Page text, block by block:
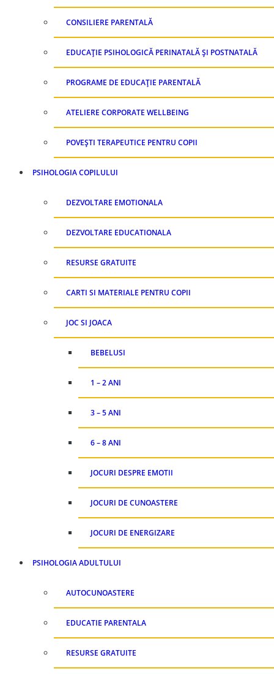
CONSILIERE PARENTALĂ
EDUCAȚIE PSIHOLOGICĂ PERINATALĂ ȘI POSTNATALĂ
PROGRAME DE EDUCAȚIE PARENTALĂ
ATELIERE CORPORATE WELLBEING
POVEȘTI TERAPEUTICE PENTRU COPII
PSIHOLOGIA COPILULUI
DEZVOLTARE EMOTIONALA
DEZVOLTARE EDUCATIONALA
RESURSE GRATUITE
CARTI SI MATERIALE PENTRU COPII
JOC SI JOACA
BEBELUSI
1 – 2 ANI
3 – 5 ANI
6 – 8 ANI
JOCURI DESPRE EMOTII
JOCURI DE CUNOASTERE
JOCURI DE ENERGIZARE
PSIHOLOGIA ADULTULUI
AUTOCUNOASTERE
EDUCATIE PARENTALA
RESURSE GRATUITE